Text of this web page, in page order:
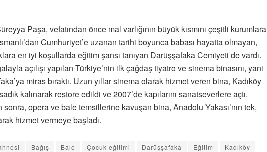
Paşa, vefatından önce mal varlığının büyük kısmını çeşitli kurumlara
Cumhuriyet’e uzanan tarihi boyunca babası hayatta olmayan,
en iyi koşullarda eğitim şansı tanıyan Darüşşafaka Cemiyeti de vardı.
açılışı yapılan Türkiye’nin ilk çağdaş tiyatro ve sinema binasını, yani
miras bıraktı. Uzun yıllar sinema olarak hizmet veren bina, Kadıköy
kalınarak restore edildi ve 2007’de kapılarını sanatseverlere açtı.
sonra, opera ve bale temsillerine kavuşan bina, Anadolu Yakası’nın tek,
hizmet vermeye başladı.
Bağış Bale Çocuk eğitimi Darüşşafaka Eğitim
Kadıköy